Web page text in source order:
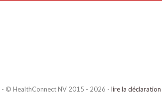
- © HealthConnect NV 2015 - 2026 - lire la